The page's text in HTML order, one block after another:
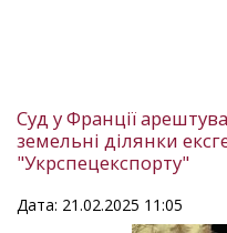
Суд у Франції
земельні ділянки
"Укрспецекспорту"
Дата: 21.02.2025 11:05